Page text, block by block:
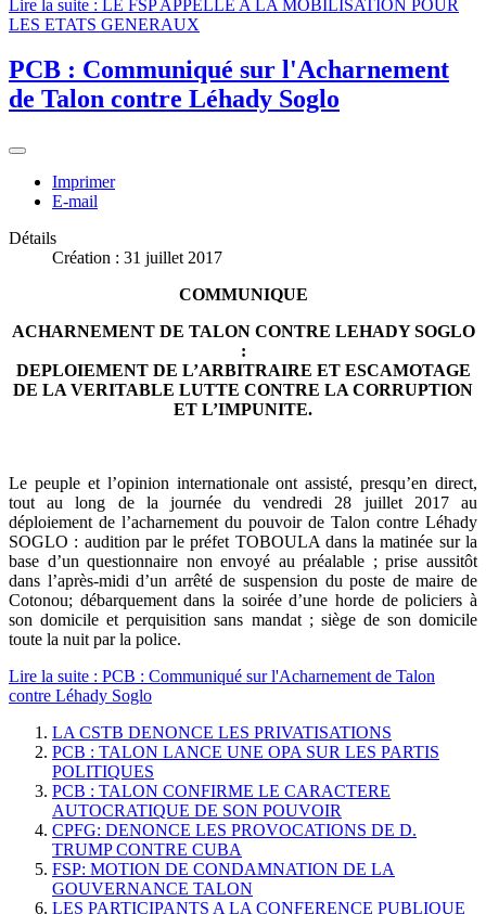
Lire la suite : LE FSP APPELLE A LA MOBILISATION POUR
LES ETATS GENERAUX
PCB : Communiqué sur l'Acharnement
de Talon contre Léhady Soglo
Imprimer
E-mail
Détails
Création : 31 juillet 2017
COMMUNIQUE
ACHARNEMENT DE TALON CONTRE LEHADY SOGLO
:
DEPLOIEMENT DE L’ARBITRAIRE ET ESCAMOTAGE
DE LA VERITABLE LUTTE CONTRE LA CORRUPTION
ET L’IMPUNITE.
Le peuple et l’opinion internationale ont assisté, presqu’en direct,
tout au long de la journée du vendredi 28 juillet 2017 au
déploiement de l’acharnement du pouvoir de Talon contre Léhady
SOGLO : audition par le préfet TOBOULA dans la matinée sur la
base d’un questionnaire non envoyé au préalable ; prise aussitôt
dans l’après-midi d’un arrêté de suspension du poste de maire de
Cotonou; débarquement dans la soirée d’une horde de policiers à
son domicile et perquisition sans mandat ; siège de son domicile
toute la nuit par la police.
Lire la suite : PCB : Communiqué sur l'Acharnement de Talon
contre Léhady Soglo
LA CSTB DENONCE LES PRIVATISATIONS
PCB : TALON LANCE UNE OPA SUR LES PARTIS
POLITIQUES
PCB : TALON CONFIRME LE CARACTERE
AUTOCRATIQUE DE SON POUVOIR
CPFG: DENONCE LES PROVOCATIONS DE D.
TRUMP CONTRE CUBA
FSP: MOTION DE CONDAMNATION DE LA
GOUVERNANCE TALON
LES PARTICIPANTS A LA CONFERENCE PUBLIQUE